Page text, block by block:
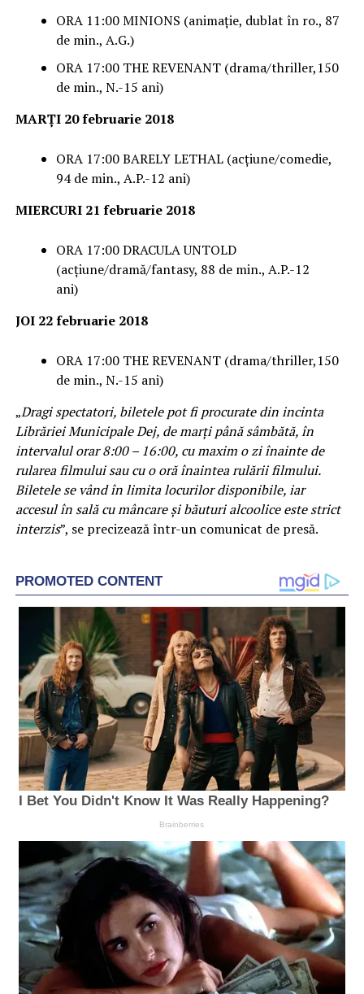
ORA 11:00 MINIONS (animație, dublat în ro., 87
de min., A.G.)
ORA 17:00 THE REVENANT (drama/thriller,150
de min., N.-15 ani)
MARȚI 20 februarie 2018
ORA 17:00 BARELY LETHAL (acțiune/comedie,
94 de min., A.P.-12 ani)
MIERCURI 21 februarie 2018
ORA 17:00 DRACULA UNTOLD
(acțiune/dramă/fantasy, 88 de min., A.P.-12
ani)
JOI 22 februarie 2018
ORA 17:00 THE REVENANT (drama/thriller,150
de min., N.-15 ani)
„Dragi spectatori, biletele pot fi procurate din incinta
Librăriei Municipale Dej, de marți până sâmbătă, în
intervalul orar 8:00 – 16:00, cu maxim o zi înainte de
rularea filmului sau cu o oră înaintea rulării filmului.
Biletele se vând în limita locurilor disponibile, iar
accesul în sală cu mâncare și băuturi alcoolice este strict
interzis”, se precizează într-un comunicat de presă.